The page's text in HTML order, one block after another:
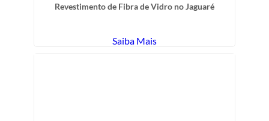
Revestimento de Fibra de Vidro no Jaguaré
Saiba Mais